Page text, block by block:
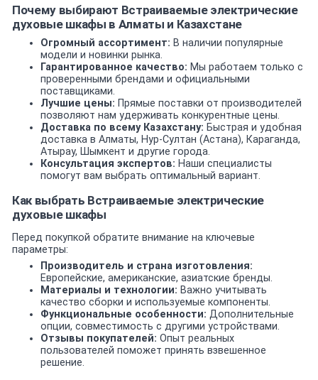
Почему выбирают Встраиваемые электрические
духовые шкафы в Алматы и Казахстане
Огромный ассортимент: В наличии популярные
модели и новинки рынка.
Гарантированное качество: Мы работаем только с
проверенными брендами и официальными
поставщиками.
Лучшие цены: Прямые поставки от производителей
позволяют нам удерживать конкурентные цены.
Доставка по всему Казахстану: Быстрая и удобная
доставка в Алматы, Нур-Султан (Астана), Караганда,
Атырау, Шымкент и другие города.
Консультация экспертов: Наши специалисты
помогут вам выбрать оптимальный вариант.
Как выбрать Встраиваемые электрические
духовые шкафы
Перед покупкой обратите внимание на ключевые
параметры:
Производитель и страна изготовления:
Европейские, американские, азиатские бренды.
Материалы и технологии: Важно учитывать
качество сборки и используемые компоненты.
Функциональные особенности: Дополнительные
опции, совместимость с другими устройствами.
Отзывы покупателей: Опыт реальных
пользователей поможет принять взвешенное
решение.